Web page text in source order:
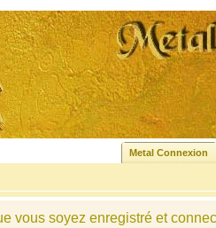
Metal Connexion
vous soyez enregistré et